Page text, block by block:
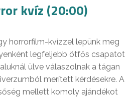
kvíz (20:00)
horrorfilm-kvízzel lepünk meg
legfeljebb ötfős csapatot
ülve válaszolnak a tágan
merített kérdésekre. A
mellett komoly ajándékot